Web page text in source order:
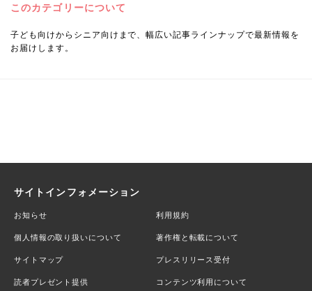
このカテゴリーについて
子ども向けからシニア向けまで、幅広い記事ラインナップで最新情報を
お届けします。
サイトインフォメーション
お知らせ 利用規約
個人情報の取り扱いについて 著作権と転載について
サイトマップ プレスリリース受付
読者プレゼント提供 コンテンツ利用について